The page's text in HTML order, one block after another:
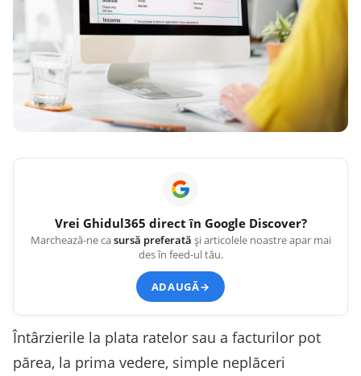
Vrei Ghidul365 direct în Google Discover?
Marchează-ne casursă preferată și articolele noastre apar mai
des în feed-ul tău.
ADAUGĂ→
Întârzierile la plata ratelor sau a facturilor pot
părea, la prima vedere, simple neplăceri